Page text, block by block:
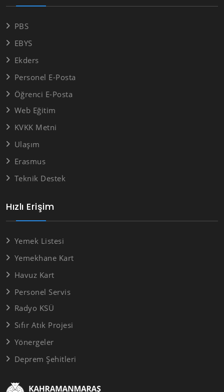
Hızlı Erişim
Yemek Listesi
Yemekhane Kart
Havuz Kart
Personel Servis
Radyo KSÜ
Sıfır Atık Projesi
Yönergeler
Deprem Şehitleri
PBS
EBYS
Ekders
Personel E-Posta
Öğrenci E-Posta
Web Eğitim
KVKK Metni
Ulaşım
Erasmus
Teknik Destek